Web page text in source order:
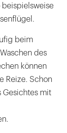
beim
des
können
Reize. Schon
Gesichtes mit